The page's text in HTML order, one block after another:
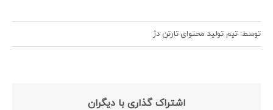
توسط: تیم تولید محتوای تارتن دژ
اشتراک گذاری با دیگران